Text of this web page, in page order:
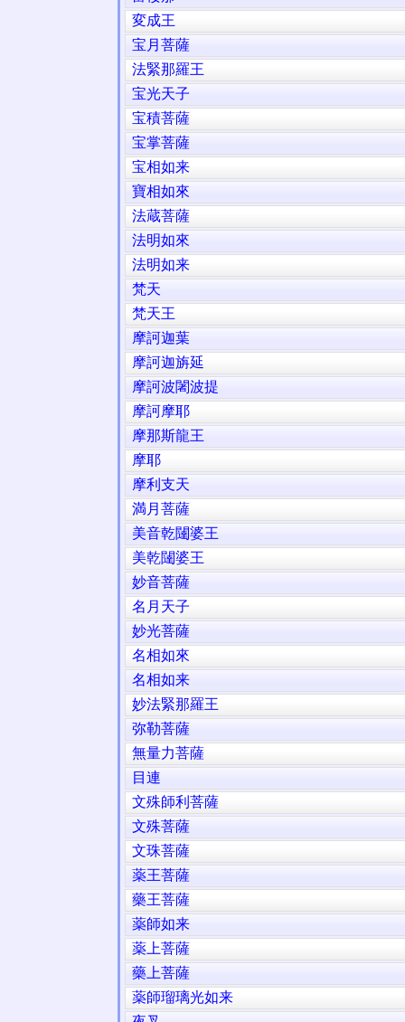
変成王
宝月菩薩
法緊那羅王
宝光天子
宝積菩薩
宝掌菩薩
宝相如来
寶相如來
法蔵菩薩
法明如來
法明如来
梵天
梵天王
摩訶迦葉
摩訶迦旃延
摩訶波闍波提
摩訶摩耶
摩那斯龍王
摩耶
摩利支天
満月菩薩
美音乾闥婆王
美乾闥婆王
妙音菩薩
名月天子
妙光菩薩
名相如來
名相如来
妙法緊那羅王
弥勒菩薩
無量力菩薩
目連
文殊師利菩薩
文殊菩薩
文珠菩薩
薬王菩薩
藥王菩薩
薬師如来
薬上菩薩
藥上菩薩
薬師瑠璃光如来